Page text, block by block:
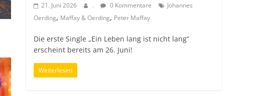
21. Juni 2026 . 0 Kommentare
Johannes
Oerding, Maffay & Oerding, Peter Maffay
Die erste Single „Ein Leben lang ist nicht lang“
erscheint bereits am 26. Juni!
Weiterlesen